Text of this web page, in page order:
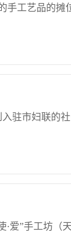
工艺品的
驻市妇联的
爱”手工坊